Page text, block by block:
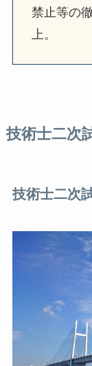
禁止等の
上。
技術士二次
技術士二次